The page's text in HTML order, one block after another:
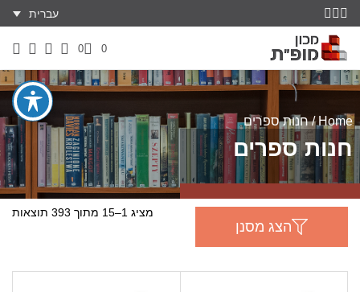
עברית
0
0
Home / חנות ספרים
חנות ספרים
הצג מסנן
מציג 1–15 מתוך 393 תוצאות